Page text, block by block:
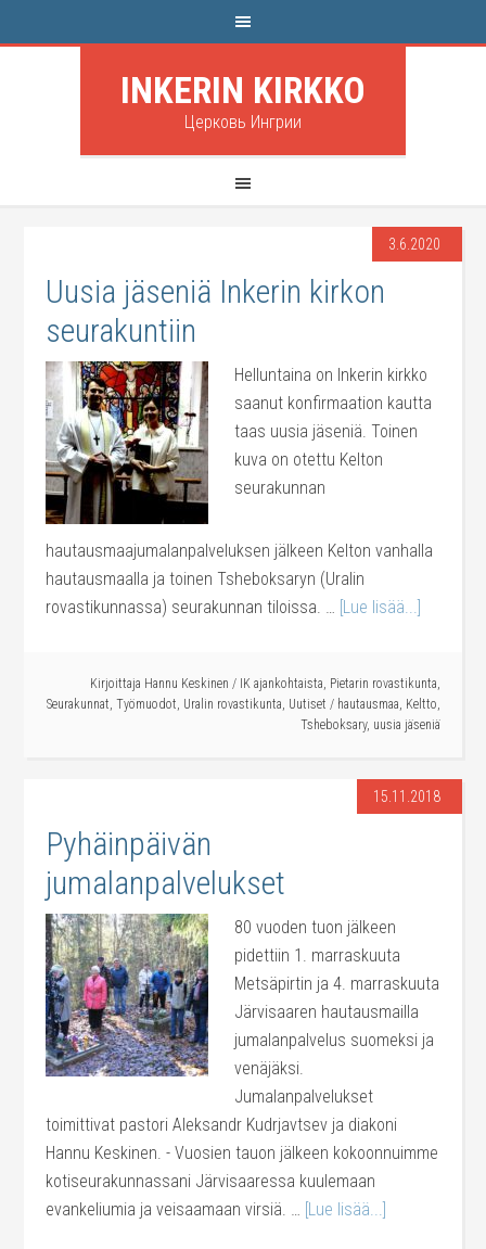
INKERIN KIRKKO
Церковь Ингрии
3.6.2020
Uusia jäseniä Inkerin kirkon
seurakuntiin
Helluntaina on Inkerin kirkko
saanut konfirmaation kautta
taas uusia jäseniä. Toinen
kuva on otettu Kelton
seurakunnan
hautausmaajumalanpalveluksen jälkeen Kelton vanhalla
hautausmaalla ja toinen Tsheboksaryn (Uralin
rovastikunnassa) seurakunnan tiloissa. … [Lue lisää...]
Kirjoittaja Hannu Keskinen / IK ajankohtaista, Pietarin rovastikunta,
Seurakunnat, Työmuodot, Uralin rovastikunta, Uutiset / hautausmaa, Keltto,
Tsheboksary, uusia jäseniä
15.11.2018
Pyhäinpäivän
jumalanpalvelukset
80 vuoden tuon jälkeen
pidettiin 1. marraskuuta
Metsäpirtin ja 4. marraskuuta
Järvisaaren hautausmailla
jumalanpalvelus suomeksi ja
venäjäksi.
Jumalanpalvelukset
toimittivat pastori Aleksandr Kudrjavtsev ja diakoni
Hannu Keskinen. - Vuosien tauon jälkeen kokoonnuimme
kotiseurakunnassani Järvisaaressa kuulemaan
evankeliumia ja veisaamaan virsiä. … [Lue lisää...]